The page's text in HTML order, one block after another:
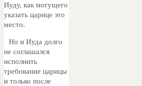
Иуду, как могущего
указать царице это
место.
Но и Иуда долго
не соглашался
исполнить
требование царицы
и только после